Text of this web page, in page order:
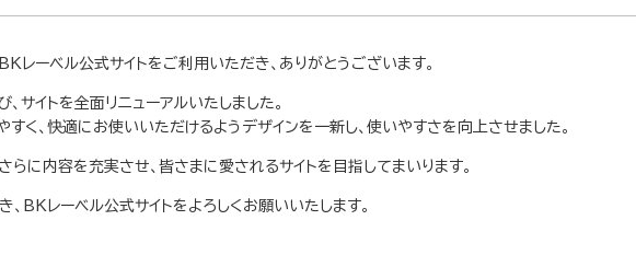
レーベル公式サイトをご利用いただき、ありがとうございます。
、サイトを全面リニューアルいたしました。
すく、快適にお使いいただけるようデザインを一新し、使いやすさを向上させました。
らに内容を充実させ、皆さまに愛されるサイトを目指してまいります。
、BKレーベル公式サイトをよろしくお願いいたします。